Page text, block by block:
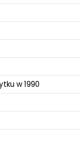
w 1990